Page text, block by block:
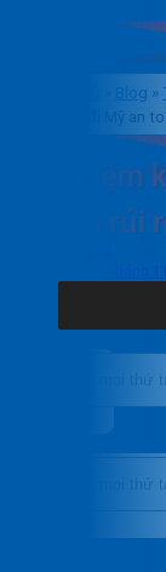
Blog »
kymdan đi Mỹ an
Gửi
tránh rủi
3 Tháng